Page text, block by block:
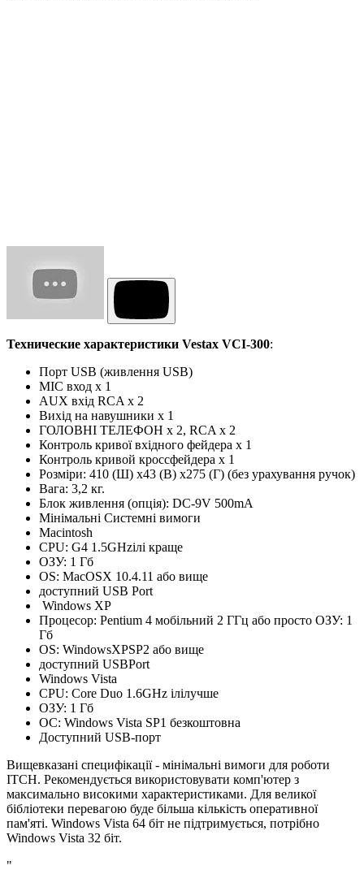
Технические характеристики Vestax VCI-300:
Порт USB (живлення USB)
MIC вход х 1
AUX вхід RCA x 2
Вихід на навушники х 1
ГОЛОВНІ ТЕЛЕФОН x 2, RCA x 2
Контроль кривої вхідного фейдера x 1
Контроль кривой кроссфейдера x 1
Розміри: 410 (Ш) x43 (В) x275 (Г) (без урахування ручок)
Вага: 3,2 кг.
Блок живлення (опція): DC-9V 500mA
Мінімальні Системні вимоги
Macintosh
CPU: G4 1.5GHzілі краще
ОЗУ: 1 Гб
OS: MacOSX 10.4.11 або вище
доступний USB Port
Windows XP
Процесор: Pentium 4 мобільний 2 ГГц або просто ОЗУ: 1
Гб
OS: WindowsXPSP2 або вище
доступний USBPort
Windows Vista
CPU: Core Duo 1.6GHz ілілучше
ОЗУ: 1 Гб
ОС: Windows Vista SP1 безкоштовна
Доступний USB-порт
Вищевказані специфікації - мінімальні вимоги для роботи
ITCH. Рекомендується використовувати комп'ютер з
максимально високими характеристиками. Для великої
бібліотеки перевагою буде більша кількість оперативної
пам'яті. Windows Vista 64 біт не підтримується, потрібно
Windows Vista 32 біт.
"